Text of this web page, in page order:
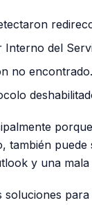
Interno del
no encontrado.
también
y una
soluciones